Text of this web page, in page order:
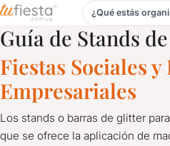
Stands de Glitter para Fiestas y
¿Qué estás
Guía de Stands
Fiestas Sociales y
Empresariales
Los stands o barras de glitter
que se ofrece la aplicación de